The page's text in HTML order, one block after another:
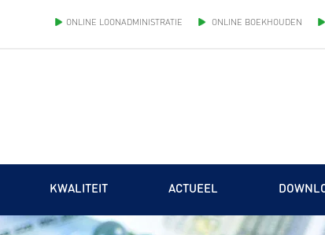
ONLINE LOONADMINISTRATIE ONLINE BOEKHOUDEN
KWALITEIT ACTUEEL